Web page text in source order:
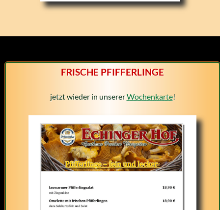
FRISCHE PFIFFERLINGE
jetzt wieder in unsererWochenkarte!